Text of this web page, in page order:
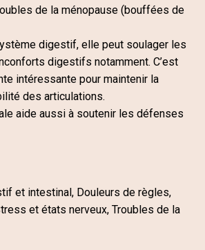
de la ménopause (bouffées de
digestif, elle peut soulager les
digestifs notamment. C’est
intéressante pour maintenir la
des articulations.
aide aussi à soutenir les défenses
et intestinal, Douleurs de règles,
et états nerveux, Troubles de la